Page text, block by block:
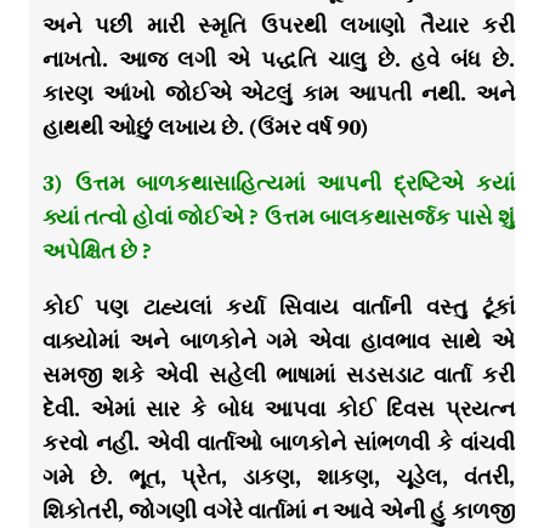
અને પછી મારી સ્મૃતિ ઉપરથી લખાણો તૈયાર કરી
નાખતો. આજ લગી એ પદ્ધતિ ચાલુ છે. હવે બંધ છે.
કારણ આંખો જોઈએ એટલું કામ આપતી નથી. અને
હાથથી ઓછું લખાય છે. (ઉંમર વર્ષ 90)
3) ઉત્તમ બાળકથાસાહિત્યમાં આપની દ્રષ્ટિએ કયાં
ક્યાં તત્વો હોવાં જોઈએ ? ઉત્તમ બાલકથાસર્જક પાસે શું
અપેક્ષિત છે ?
કોઈ પણ ટાહ્યલાં કર્યા સિવાય વાર્તાની વસ્તુ ટૂંકાં
વાક્યોમાં અને બાળકોને ગમે એવા હાવભાવ સાથે એ
સમજી શકે એવી સહેલી ભાષામાં સડસડાટ વાર્તા કરી
દેવી. એમાં સાર કે બોધ આપવા કોઈ દિવસ પ્રયત્ન
કરવો નહીં. એવી વાર્તાઓ બાળકોને સાંભળવી કે વાંચવી
ગમે છે. ભૂત, પ્રેત, ડાકણ, શાકણ, ચૂડેલ, વંતરી,
શિકોતરી, જોગણી વગેરે વાર્તામાં ન આવે એની હું કાળજી